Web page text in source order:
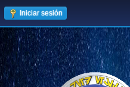
Iniciar sesión